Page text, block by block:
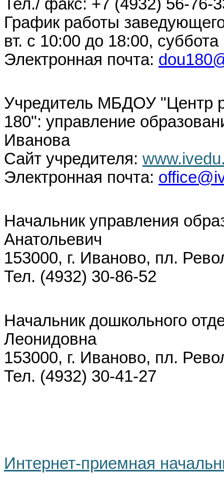
Тел./ факс: +7 (4932) 56-76-
График работы
вт. с 10:00 до 18:00,
Электронная почта:
Учредитель МБДОУ "Центр
180": управление
Иванова
Сайт учредителя:
Электронная почта:
Начальник управления
Анатольевич
153000, г. Иваново, пл.
Тел. (4932) 30-86-52
Начальник дошкольного
Леонидовна
153000, г. Иваново, пл.
Тел. (4932) 30-41-27
Интернет-приемная